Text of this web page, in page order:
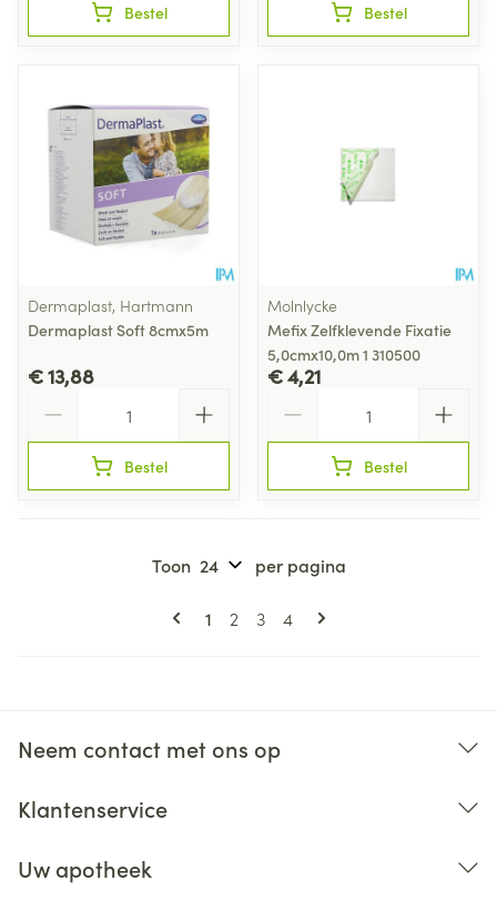
Bestel Bestel
Dermaplast, Hartmann
Dermaplast Soft 8cmx5m
€ 13,88
Bestel
Molnlycke
Mefix Zelfklevende Fixatie
5,0cmx10,0m 1 310500
€ 4,21
Bestel
Pagina's
U lees momenteel pagina
1 Pagina
2 Pagina
3 Pagina
4
Toon per pagina
Neem contact met ons op
Klantenservice
Uw apotheek